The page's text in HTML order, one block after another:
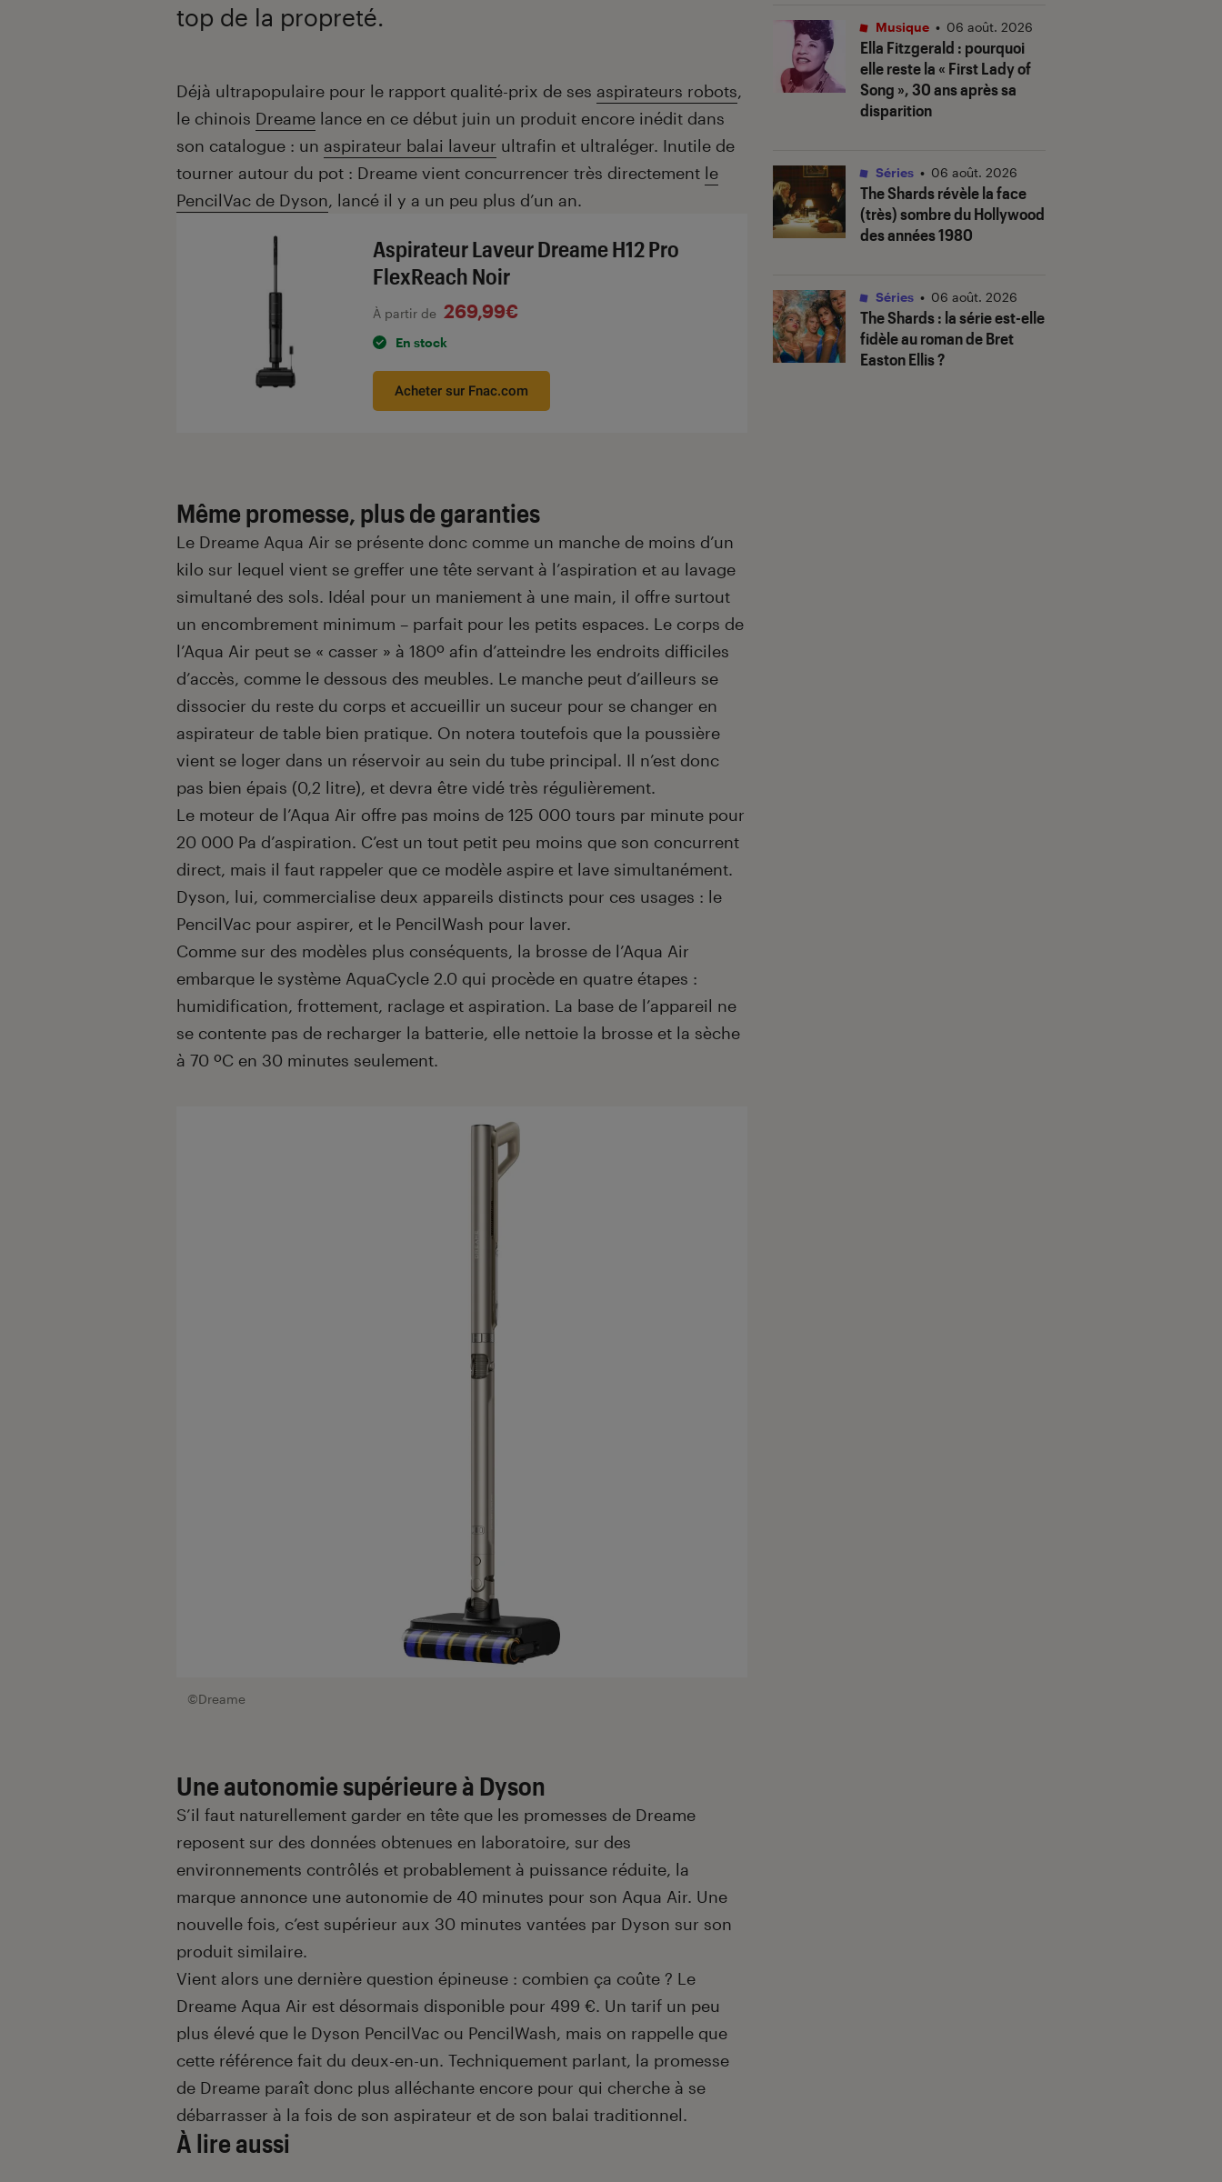
top de la propreté.
Introduction
Déjà ultrapopulaire pour le rapport qualité-prix de ses aspirateurs robots,
le chinois Dreame lance en ce début juin un produit encore inédit dans
son catalogue : un aspirateur balai laveur ultrafin et ultraléger. Inutile de
tourner autour du pot : Dreame vient concurrencer très directement le
PencilVac de Dyson, lancé il y a un peu plus d’un an.
Aspirateur Laveur Dreame H12 Pro
FlexReach Noir
À partir de 269,99€
En stock
Acheter sur Fnac.com
Même promesse, plus de garanties
Le Dreame Aqua Air se présente donc comme un manche de moins d’un
kilo sur lequel vient se greffer une tête servant à l’aspiration et au lavage
simultané des sols. Idéal pour un maniement à une main, il offre surtout
un encombrement minimum – parfait pour les petits espaces. Le corps de
l’Aqua Air peut se « casser » à 180º afin d’atteindre les endroits difficiles
d’accès, comme le dessous des meubles. Le manche peut d’ailleurs se
dissocier du reste du corps et accueillir un suceur pour se changer en
aspirateur de table bien pratique. On notera toutefois que la poussière
vient se loger dans un réservoir au sein du tube principal. Il n’est donc
pas bien épais (0,2 litre), et devra être vidé très régulièrement.
Le moteur de l’Aqua Air offre pas moins de 125 000 tours par minute pour
20 000 Pa d’aspiration. C’est un tout petit peu moins que son concurrent
direct, mais il faut rappeler que ce modèle aspire et lave simultanément.
Dyson, lui, commercialise deux appareils distincts pour ces usages : le
PencilVac pour aspirer, et le PencilWash pour laver.
Comme sur des modèles plus conséquents, la brosse de l’Aqua Air
embarque le système AquaCycle 2.0 qui procède en quatre étapes :
humidification, frottement, raclage et aspiration. La base de l’appareil ne
se contente pas de recharger la batterie, elle nettoie la brosse et la sèche
à 70 ºC en 30 minutes seulement.
©Dreame
Une autonomie supérieure à Dyson
S’il faut naturellement garder en tête que les promesses de Dreame
reposent sur des données obtenues en laboratoire, sur des
environnements contrôlés et probablement à puissance réduite, la
marque annonce une autonomie de 40 minutes pour son Aqua Air. Une
nouvelle fois, c’est supérieur aux 30 minutes vantées par Dyson sur son
produit similaire.
Vient alors une dernière question épineuse : combien ça coûte ? Le
Dreame Aqua Air est désormais disponible pour 499 €. Un tarif un peu
plus élevé que le Dyson PencilVac ou PencilWash, mais on rappelle que
cette référence fait du deux-en-un. Techniquement parlant, la promesse
de Dreame paraît donc plus alléchante encore pour qui cherche à se
débarrasser à la fois de son aspirateur et de son balai traditionnel.
À lire aussi
Ella Fitzgerald : pourquoi
elle reste la « First Lady of
Song », 30 ans après sa
disparition
Musique • 06 août. 2026
The Shardsrévèle la face
(très) sombre du Hollywood
des années 1980
Séries • 06 août. 2026
The Shards: la série est-elle
fidèle au roman de Bret
Easton Ellis ?
Séries • 06 août. 2026